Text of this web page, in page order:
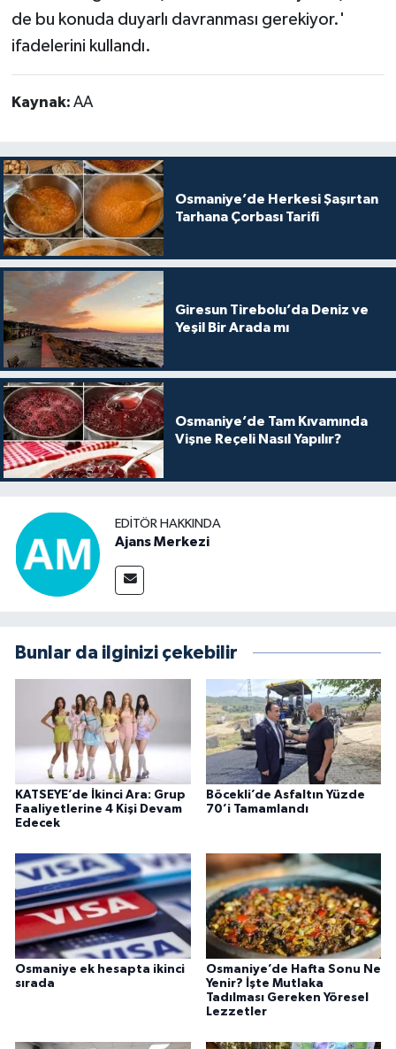
de bu konuda duyarlı davranması gerekiyor.'
ifadelerini kullandı.
Kaynak: AA
Osmaniye’de Herkesi Şaşırtan
Tarhana Çorbası Tarifi
Giresun Tirebolu’da Deniz ve
Yeşil Bir Arada mı
Osmaniye’de Tam Kıvamında
Vişne Reçeli Nasıl Yapılır?
EDITÖR HAKKINDA
Ajans Merkezi
Bunlar da ilginizi çekebilir
KATSEYE’de İkinci Ara: Grup
Faaliyetlerine 4 Kişi Devam
Edecek
Böcekli’de Asfaltın Yüzde
70’i Tamamlandı
Osmaniye ek hesapta ikinci
sırada
Osmaniye’de Hafta Sonu Ne
Yenir? İşte Mutlaka
Tadılması Gereken Yöresel
Lezzetler